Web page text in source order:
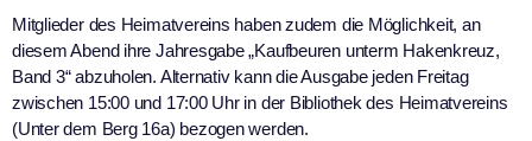
Mitglieder des Heimatvereins haben zudem die Möglichkeit, an
diesem Abend ihre Jahresgabe „Kaufbeuren unterm Hakenkreuz,
Band 3“ abzuholen. Alternativ kann die Ausgabe jeden Freitag
zwischen 15:00 und 17:00 Uhr in der Bibliothek des Heimatvereins
(Unter dem Berg 16a) bezogen werden.